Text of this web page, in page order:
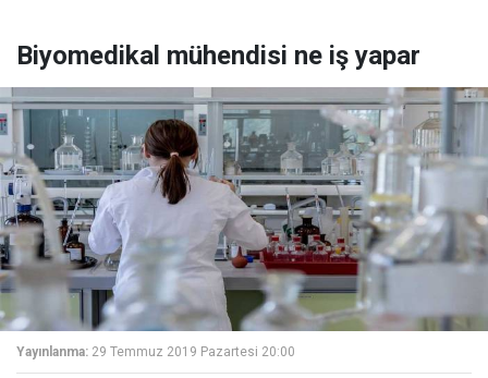
Biyomedikal mühendisi ne iş yapar
Yayınlanma: 29 Temmuz 2019 Pazartesi 20:00